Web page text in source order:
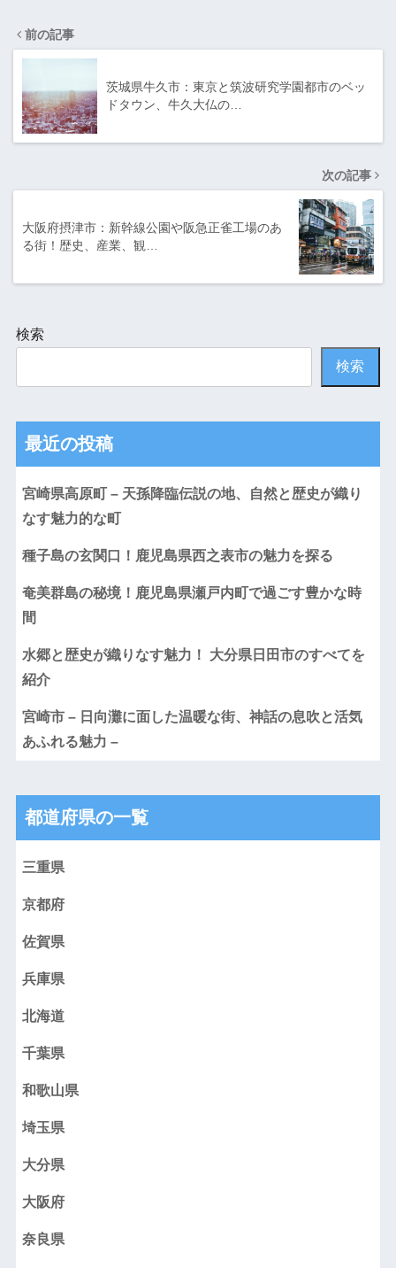
前の記事
茨城県牛久市：東京と筑波研究学園都市のベッ
ドタウン、牛久大仏の…
次の記事
大阪府摂津市：新幹線公園や阪急正雀工場のあ
る街！歴史、産業、観…
検索
検索
最近の投稿
宮崎県高原町 – 天孫降臨伝説の地、自然と歴史が織り
なす魅力的な町
種子島の玄関口！鹿児島県西之表市の魅力を探る
奄美群島の秘境！鹿児島県瀬戸内町で過ごす豊かな時
間
水郷と歴史が織りなす魅力！ 大分県日田市のすべてを
紹介
宮崎市 – 日向灘に面した温暖な街、神話の息吹と活気
あふれる魅力 –
都道府県の一覧
三重県
京都府
佐賀県
兵庫県
北海道
千葉県
和歌山県
埼玉県
大分県
大阪府
奈良県